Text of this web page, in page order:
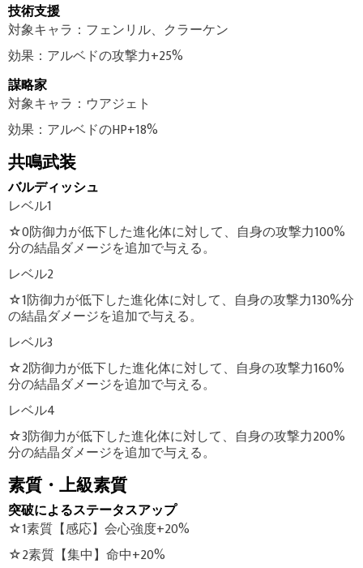
技術支援
対象キャラ：フェンリル、クラーケン
効果：アルベドの攻撃力+25%
謀略家
対象キャラ：ウアジェト
効果：アルベドのHP+18%
共鳴武装
バルディッシュ
レベル1
☆0防御力が低下した進化体に対して、自身の攻撃力100%
分の結晶ダメージを追加で与える。
レベル2
☆1防御力が低下した進化体に対して、自身の攻撃力130%分
の結晶ダメージを追加で与える。
レベル3
☆2防御力が低下した進化体に対して、自身の攻撃力160%
分の結晶ダメージを追加で与える。
レベル4
☆3防御力が低下した進化体に対して、自身の攻撃力200%
分の結晶ダメージを追加で与える。
素質・上級素質
突破によるステータスアップ
☆1素質【感応】会心強度+20%
☆2素質【集中】命中+20%